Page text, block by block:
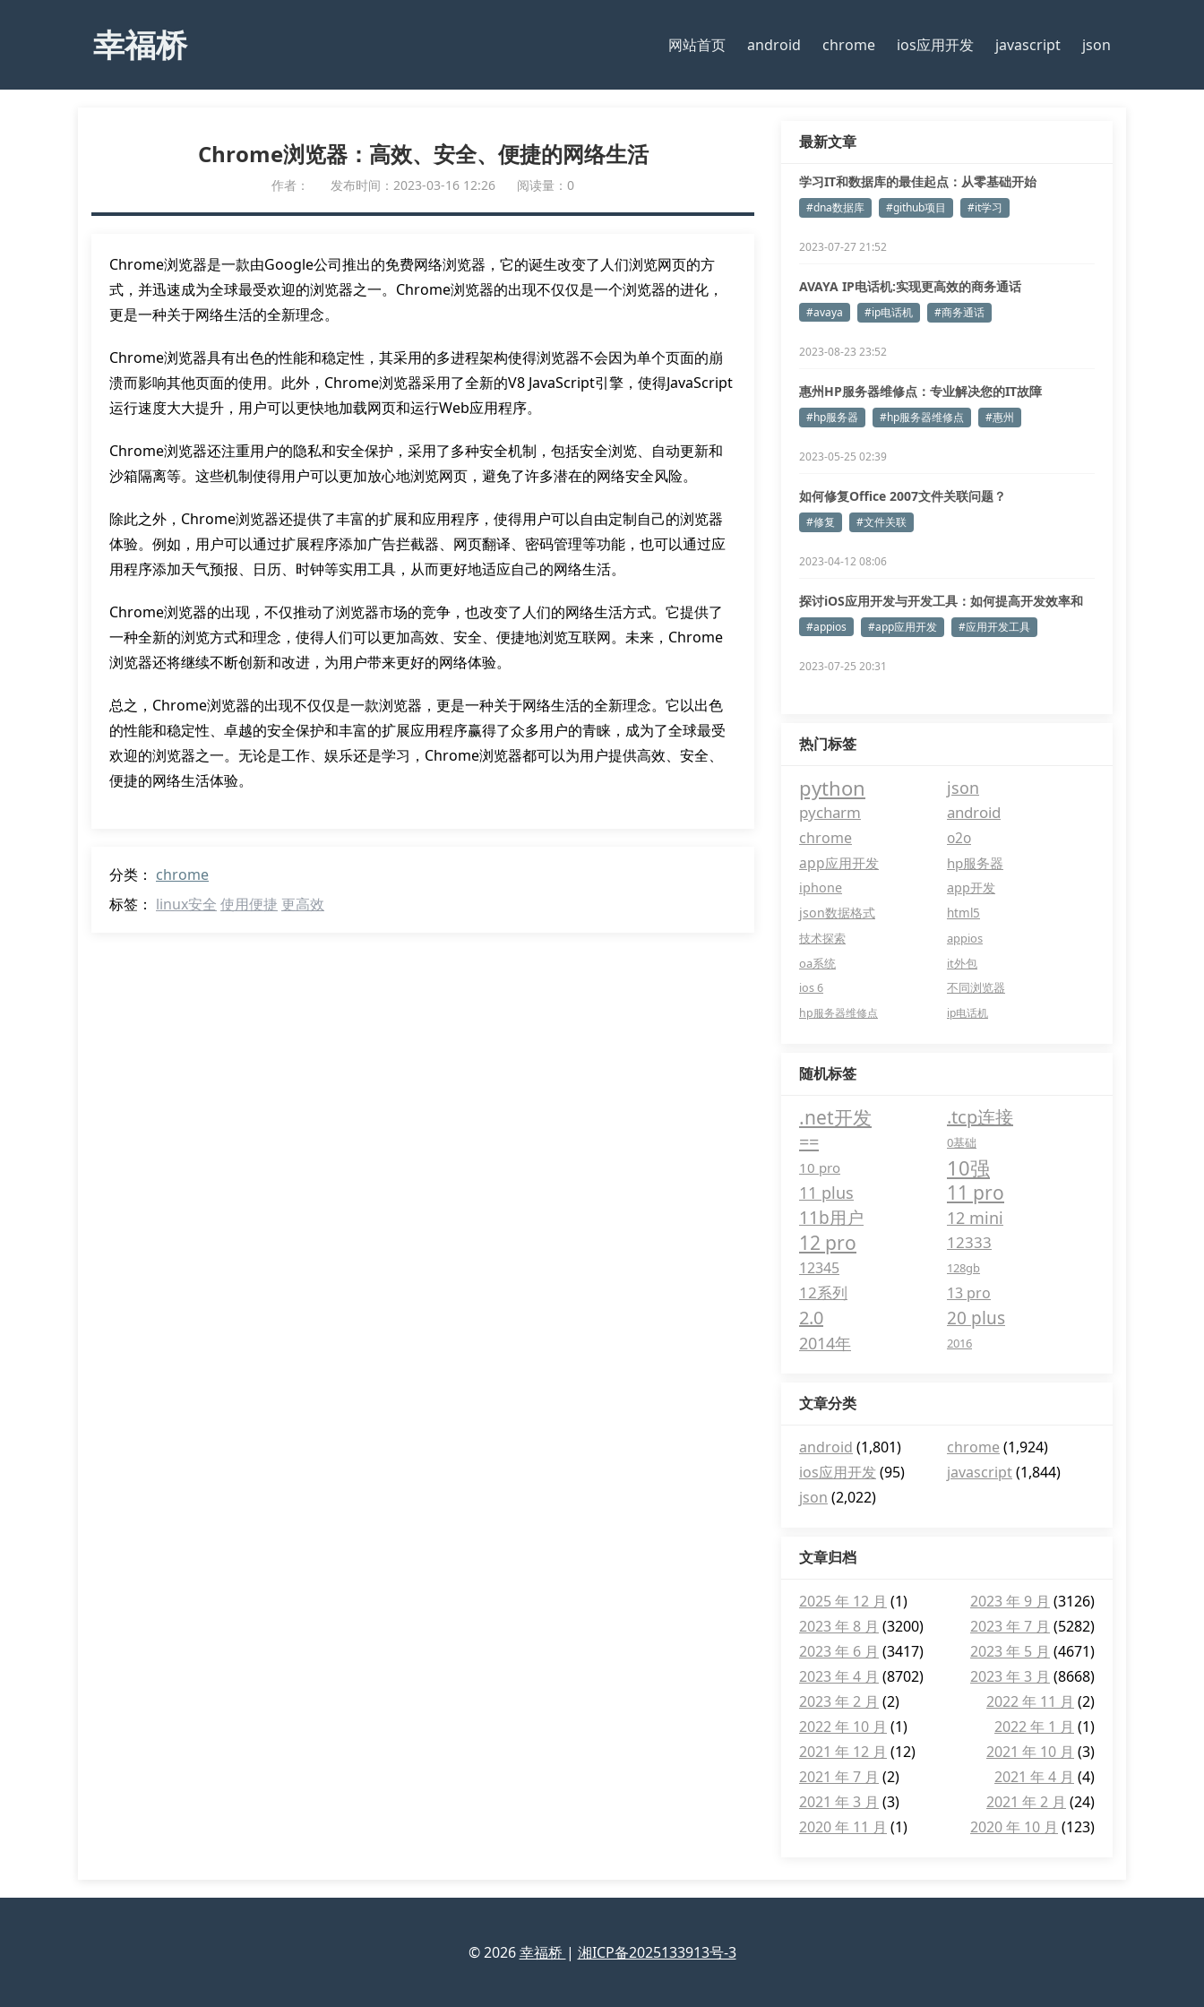
幸福桥 网站首页 android chrome ios应用开发 javascript json
Chrome浏览器：高效、安全、便捷的网络生活
作者： 发布时间：2023-03-16 12:26 阅读量：0
Chrome浏览器是一款由Google公司推出的免费网络浏览器，它的诞生改变了人们浏览网页的方
式，并迅速成为全球最受欢迎的浏览器之一。Chrome浏览器的出现不仅仅是一个浏览器的进化，
更是一种关于网络生活的全新理念。
Chrome浏览器具有出色的性能和稳定性，其采用的多进程架构使得浏览器不会因为单个页面的崩
溃而影响其他页面的使用。此外，Chrome浏览器采用了全新的V8 JavaScript引擎，使得JavaScript
运行速度大大提升，用户可以更快地加载网页和运行Web应用程序。
Chrome浏览器还注重用户的隐私和安全保护，采用了多种安全机制，包括安全浏览、自动更新和
沙箱隔离等。这些机制使得用户可以更加放心地浏览网页，避免了许多潜在的网络安全风险。
除此之外，Chrome浏览器还提供了丰富的扩展和应用程序，使得用户可以自由定制自己的浏览器
体验。例如，用户可以通过扩展程序添加广告拦截器、网页翻译、密码管理等功能，也可以通过应
用程序添加天气预报、日历、时钟等实用工具，从而更好地适应自己的网络生活。
Chrome浏览器的出现，不仅推动了浏览器市场的竞争，也改变了人们的网络生活方式。它提供了
一种全新的浏览方式和理念，使得人们可以更加高效、安全、便捷地浏览互联网。未来，Chrome
浏览器还将继续不断创新和改进，为用户带来更好的网络体验。
总之，Chrome浏览器的出现不仅仅是一款浏览器，更是一种关于网络生活的全新理念。它以出色
的性能和稳定性、卓越的安全保护和丰富的扩展应用程序赢得了众多用户的青睐，成为了全球最受
欢迎的浏览器之一。无论是工作、娱乐还是学习，Chrome浏览器都可以为用户提供高效、安全、
便捷的网络生活体验。
分类： chrome
标签： linux安全 使用便捷 更高效
最新文章
学习IT和数据库的最佳起点：从零基础开始
#dna数据库 #github项目 #it学习
2023-07-27 21:52
AVAYA IP电话机:实现更高效的商务通话
#avaya #ip电话机 #商务通话
2023-08-23 23:52
惠州HP服务器维修点：专业解决您的IT故障
#hp服务器 #hp服务器维修点 #惠州
2023-05-25 02:39
如何修复Office 2007文件关联问题？
#修复 #文件关联
2023-04-12 08:06
探讨iOS应用开发与开发工具：如何提高开发效率和
用户体验
#appios #app应用开发 #应用开发工具
2023-07-25 20:31
热门标签
python json
pycharm android
chrome
o2o
app应用开发
hp服务器
iphone
app开发
json数据格式
html5
技术探索
appios
oa系统
it外包
ios 6
不同浏览器
hp服务器维修点
ip电话机
随机标签
.net开发
.tcp连接
==
0基础
10 pro 10强
11 plus 11 pro
11b用户 12 mini
12 pro 12333
12345 128gb
12系列 13 pro
2.0 20 plus
2014年 2016
文章分类
android (1,801) chrome (1,924)
ios应用开发 (95) javascript(1,844)
json (2,022)
文章归档
2025 年 12 月 (1) 2023 年 9 月 (3126)
2023 年 8 月 (3200) 2023 年 7 月 (5282)
2023 年 6 月 (3417) 2023 年 5 月 (4671)
2023 年 4 月 (8702) 2023 年 3 月 (8668)
2023 年 2 月 (2) 2022 年 11 月 (2)
2022 年 10 月 (1) 2022 年 1 月 (1)
2021 年 12 月 (12) 2021 年 10 月 (3)
2021 年 7 月 (2) 2021 年 4 月 (4)
2021 年 3 月 (3) 2021 年 2 月 (24)
2020 年 11 月 (1) 2020 年 10 月 (123)
© 2026幸福桥 | 湘ICP备2025133913号-3